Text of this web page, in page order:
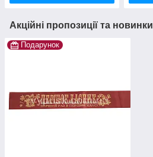
Акційні пропозиції та новинки
Подарунок